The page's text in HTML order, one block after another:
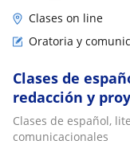
Clases on line
Oratoria y
Clases de
redacción y
Clases de español,
comunicacionales